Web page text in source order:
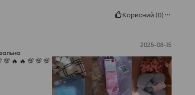
Корисний (0)
2025-08-15
💯 🔥 🔥 💯 💯 💯